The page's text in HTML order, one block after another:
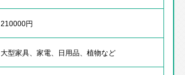
210000円
大型家具、家電、日用品、植物など